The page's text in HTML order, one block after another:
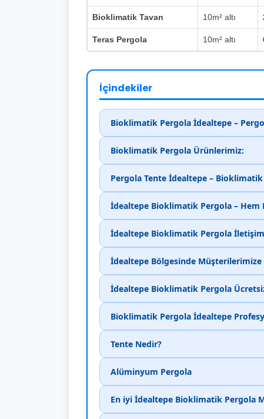
Bioklimatik Tavan 10m² altı
Teras Pergola 10m² altı
İçindekiler
Bioklimatik Pergola İdealtepe –
Bioklimatik Pergola Ürünlerimiz:
Pergola Tente İdealtepe –
İdealtepe Bioklimatik Pergola –
İdealtepe Bioklimatik Pergola
İdealtepe Bölgesinde
İdealtepe Bioklimatik Pergola
Bioklimatik Pergola İdealtepe
Tente Nedir?
Alüminyum Pergola
En iyi İdealtepe Bioklimatik Pergola